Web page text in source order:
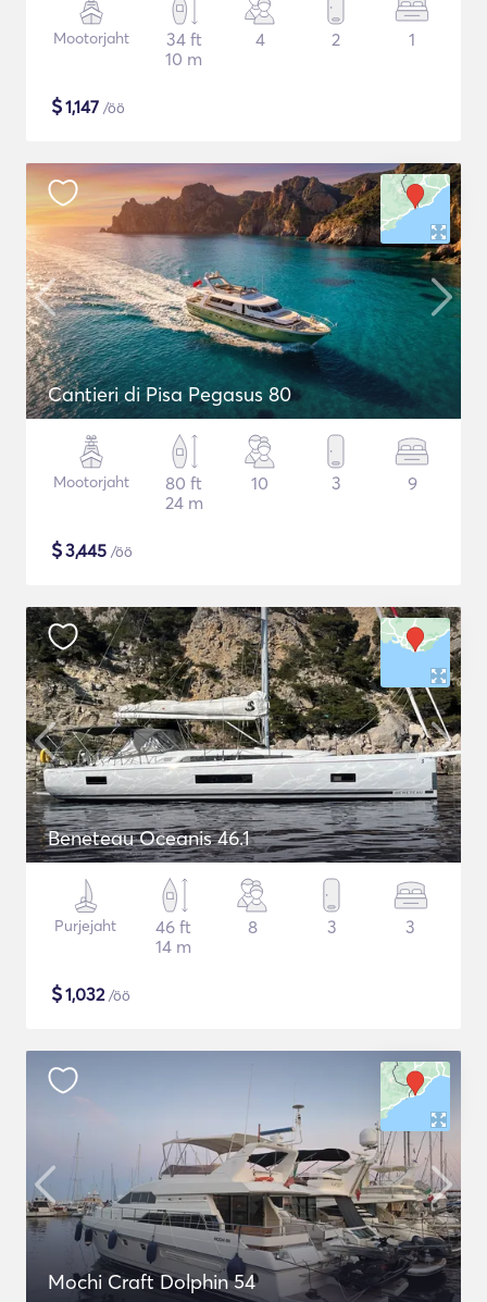
Mootorjaht
34 ft
10 m
4 2 1
$1,147 /öö
Cantieri di Pisa Pegasus 80
Mootorjaht
80 ft
24 m
10 3 9
$3,445 /öö
Beneteau Oceanis 46.1
Purjejaht
46 ft
14 m
8 3 3
$1,032/öö
Mochi Craft Dolphin 54